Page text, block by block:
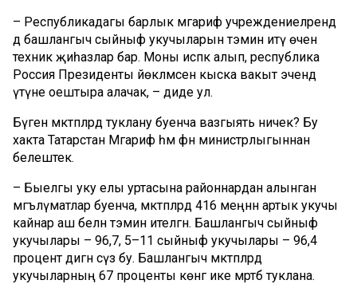
– Республикадагы барлык мәгариф учреждениеләрендә
дә башлангыч сыйныф укучыларын тәэмин итү өчен
техник җиһазлар бар. Моны исәпкә алып, республика
Россия Президенты йөкләмәсен кыска вакыт эчендә
үтәүне оештыра алачак, – диде ул.
Бүген мәктәпләрдә туклану буенча вазгыять ничек? Бу
хакта Татарстан Мәгариф һәм фән министрлыгыннан
белештек.
– Быелгы уку елы уртасына районнардан алынган
мәгълүматлар буенча, мәктәпләрдә 416 меңнән артык укучы
кайнар аш белән тәэмин ителгән. Башлангыч сыйныф
укучылары – 96,7, 5–11 сыйныф укучылары – 96,4
процент дигән сүз бу. Башлангыч мәктәпләрдә
укучыларның 67 проценты көнгә ике мәртәбә туклана.